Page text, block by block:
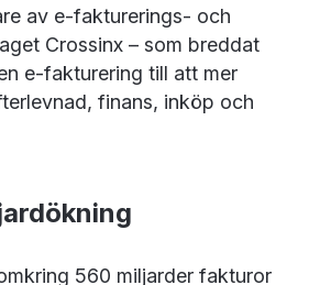
av e-fakturerings- och
Crossinx – som breddat
e-fakturering till att mer
finans, inköp och
560 miljarder fakturor